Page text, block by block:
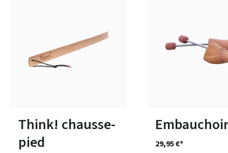
Think! chausse-
pied
29,95 €*